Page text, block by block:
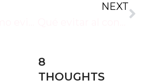
NEXT
8
THOUGHTS